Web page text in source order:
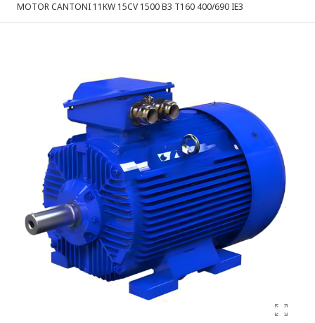
MOTOR CANTONI 11KW 15CV 1500 B3 T160 400/690 IE3